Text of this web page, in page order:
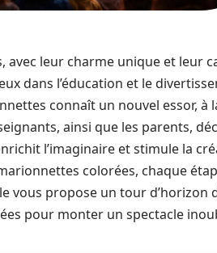
avec leur charme unique et leur
dans l’éducation et le
connaît un nouvel essor, à
ainsi que les parents,
l’imaginaire et stimule la
colorées, chaque
vous propose un tour
pour monter un spectacle